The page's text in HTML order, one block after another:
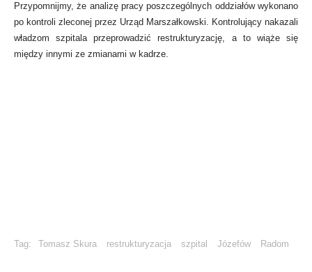
Przypomnijmy, że analizę pracy poszczególnych oddziałów wykonano
po kontroli zleconej przez Urząd Marszałkowski. Kontrolujący nakazali
władzom szpitala przeprowadzić restrukturyzację, a to wiąże się
między innymi ze zmianami w kadrze.
Tag: Tomasz Skura restrukturyzacja szpital Józefów Radom